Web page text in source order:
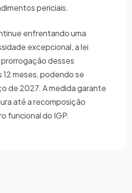
periciais.
enfrentando uma
excepcional, a lei
desses
meses, podendo se
de 2027. A medida garante
até a recomposição
funcional do IGP.